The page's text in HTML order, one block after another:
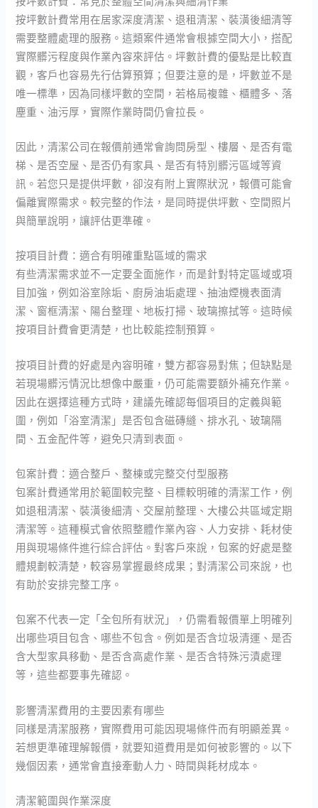
按坪數計費常用在居家深度清潔、退租清潔、裝潢後細清等
需要整體處理的服務。這類案件通常會根據空間大小，搭配
實際髒污程度與作業內容來評估。坪數計費的優點是比較直
觀，客戶也容易先行估算預算；但要注意的是，坪數並不是
唯一標準，因為同樣坪數的空間，若格局複雜、櫃體多、落
塵重、油污厚，實際作業時間仍會拉長。
因此，清潔公司在報價前通常會詢問房型、樓層、是否有電
梯、是否空屋、是否仍有家具、是否有特別髒污區域等資
訊。若您只是提供坪數，卻沒有附上實際狀況，報價可能會
偏離實際需求。較完整的作法，是同時提供坪數、空間照片
與簡單說明，讓評估更準確。
按項目計費：適合有明確重點區域的需求
有些清潔需求並不一定要全面施作，而是針對特定區域或項
目加強，例如浴室除垢、廚房油垢處理、抽油煙機表面清
潔、窗框清潔、陽台整理、地板打掃、玻璃擦拭等。這時候
按項目計費會更清楚，也比較能控制預算。
按項目計費的好處是內容明確，雙方都容易對焦；但缺點是
若現場髒污情況比想像中嚴重，仍可能需要額外補充作業。
因此在選擇這種方式時，建議先確認每個項目的定義與範
圍，例如「浴室清潔」是否包含磁磚縫、排水孔、玻璃隔
間、五金配件等，避免只清到表面。
包案計費：適合整戶、整棟或完整交付型服務
包案計費通常用於範圍較完整、目標較明確的清潔工作，例
如退租清潔、裝潢後細清、交屋前整理、大樓公共區域定期
清潔等。這種模式會依照整體作業內容、人力安排、耗材使
用與現場條件進行綜合評估。對客戶來說，包案的好處是整
體規劃較清楚，較容易掌握最終成果；對清潔公司來說，也
有助於安排完整工序。
包案不代表一定「全包所有狀況」，仍需看報價單上明確列
出哪些項目包含、哪些不包含。例如是否含垃圾清運、是否
含大型家具移動、是否含高處作業、是否含特殊污漬處理
等，這些都要事先確認。
影響清潔費用的主要因素有哪些
同樣是清潔服務，實際費用可能因現場條件而有明顯差異。
若想更準確理解報價，就要知道費用是如何被影響的。以下
幾個因素，通常會直接牽動人力、時間與耗材成本。
清潔範圍與作業深度